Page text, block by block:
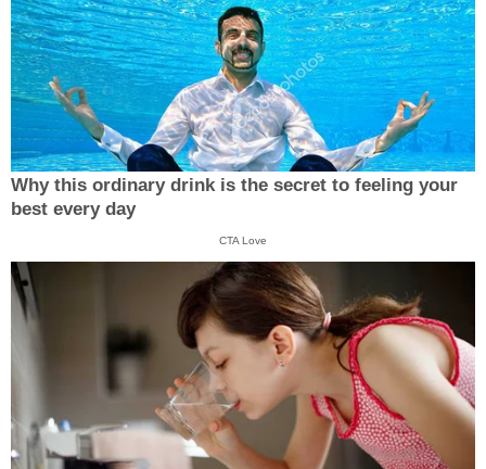
Why this ordinary drink is the secret to feeling your
best every day
CTA Love